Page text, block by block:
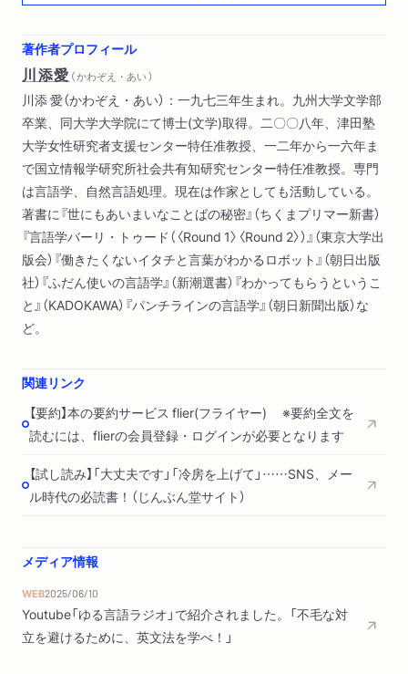
１０ 曖昧さとうまく付き合うために
著作者プロフィール
川添愛 （ かわぞえ・あい ）
川添 愛（かわぞえ・あい）：一九七三年生まれ。九州大学文学部
卒業、同大学大学院にて博士(文学)取得。二〇〇八年、津田塾
大学女性研究者支援センター特任准教授、一二年から一六年ま
で国立情報学研究所社会共有知研究センター特任准教授。専門
は言語学、自然言語処理。現在は作家としても活動している。
著書に『世にもあいまいなことばの秘密』（ちくまプリマー新書）
『言語学バーリ・トゥード（〈Round 1〉〈Round 2〉）』（東京大学出
版会）『働きたくないイタチと言葉がわかるロボット』（朝日出版
社）『ふだん使いの言語学』（新潮選書）『わかってもらうというこ
と』（KADOKAWA）『パンチラインの言語学』（朝日新聞出版）な
ど。
関連リンク
【要約】本の要約サービス flier(フライヤー) ※要約全文を
読むには、flierの会員登録・ログインが必要となります
【試し読み】「大丈夫です」「冷房を上げて」……SNS、メー
ル時代の必読書！（じんぶん堂サイト）
メディア情報
WEB2025/06/10
Youtube「ゆる言語ラジオ」で紹介されました。「不毛な対
立を避けるために、英文法を学べ！」